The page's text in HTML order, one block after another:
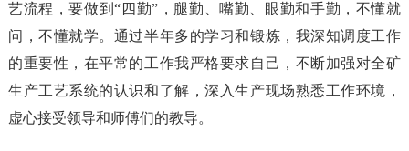
艺流程，要做到“四勤”，腿勤、嘴勤、眼勤和手勤，不懂就
问，不懂就学。通过半年多的学习和锻炼，我深知调度工作
的重要性，在平常的工作我严格要求自己，不断加强对全矿
生产工艺系统的认识和了解，深入生产现场熟悉工作环境，
虚心接受领导和师傅们的教导。